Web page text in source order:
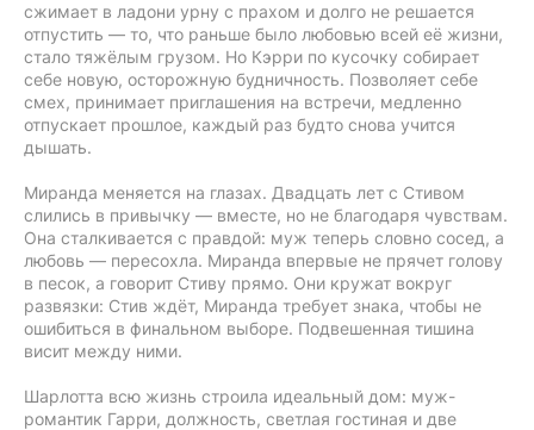
сжимает в ладони урну с прахом и долго не решается
отпустить — то, что раньше было любовью всей её жизни,
стало тяжёлым грузом. Но Кэрри по кусочку собирает
себе новую, осторожную будничность. Позволяет себе
смех, принимает приглашения на встречи, медленно
отпускает прошлое, каждый раз будто снова учится
дышать.
Миранда меняется на глазах. Двадцать лет с Стивом
слились в привычку — вместе, но не благодаря чувствам.
Она сталкивается с правдой: муж теперь словно сосед, а
любовь — пересохла. Миранда впервые не прячет голову
в песок, а говорит Стиву прямо. Они кружат вокруг
развязки: Стив ждёт, Миранда требует знака, чтобы не
ошибиться в финальном выборе. Подвешенная тишина
висит между ними.
Шарлотта всю жизнь строила идеальный дом: муж-
романтик Гарри, должность, светлая гостиная и две